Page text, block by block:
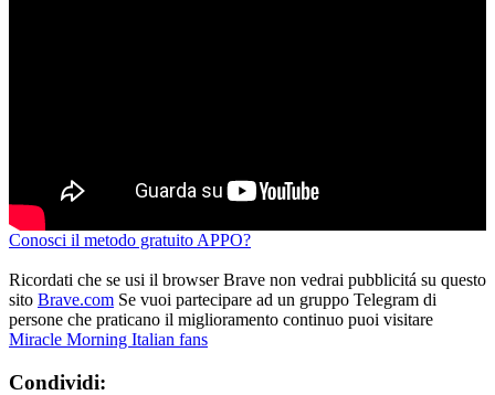
Conosci il metodo gratuito APPO?
Ricordati che se usi il browser Brave non vedrai pubblicitá su questo
sito Brave.com Se vuoi partecipare ad un gruppo Telegram di
persone che praticano il miglioramento continuo puoi visitare
Miracle Morning Italian fans
Condividi: